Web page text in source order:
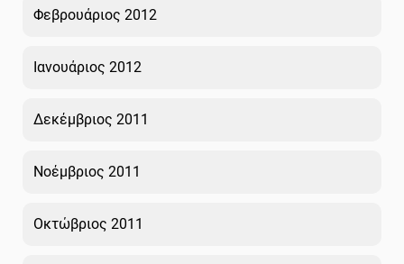
Φεβρουάριος 2012
Ιανουάριος 2012
Δεκέμβριος 2011
Νοέμβριος 2011
Οκτώβριος 2011